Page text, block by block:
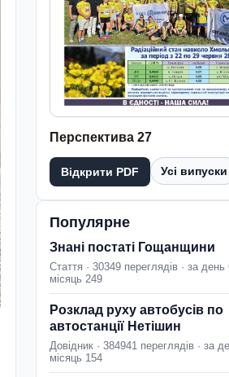
Перспектива 27
Відкрити PDF Усі випуски
Популярне
Знані постаті Гощанщини
Стаття · 30349 переглядів · за день
місяць 249
Розклад руху автобусів по
автостанції Нетішин
Довідник · 384941 переглядів · за
місяць 154